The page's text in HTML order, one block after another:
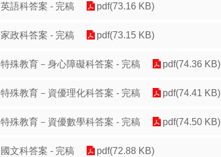
英語科答案 - 完稿 pdf(73.16 KB)
家政科答案 - 完稿 pdf(73.15 KB)
特殊教育－身心障礙科答案 - 完稿 pdf(74.36 KB)
特殊教育－資優理化科答案 - 完稿 pdf(74.41 KB)
特殊教育－資優數學科答案 - 完稿 pdf(74.50 KB)
國文科答案 - 完稿 pdf(72.88 KB)